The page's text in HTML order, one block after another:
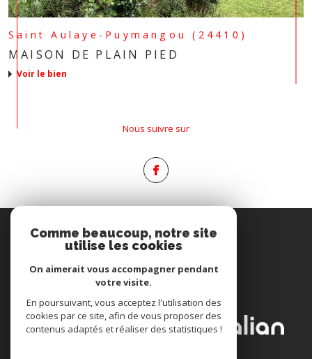
Saint Aulaye-Puymangou (24410)
MAISON DE PLAIN PIED
voir le bien
Nous suivre sur
PROPRIÉTAIRE
ADHÉRONS
Comme beaucoup, notre site
utilise les cookies
On aimerait vous accompagner pendant
votre visite.
En poursuivant, vous acceptez l'utilisation des
cookies par ce site, afin de vous proposer des
contenus adaptés et réaliser des statistiques !